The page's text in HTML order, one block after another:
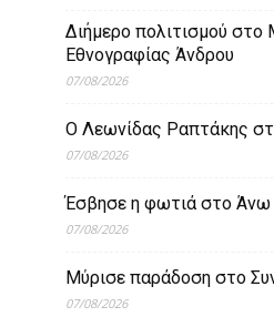
Διήμερο πολιτισμού στο
Εθνογραφίας Άνδρου
07/08/2026
Ο Λεωνίδας Ραπτάκης
07/08/2026
Έσβησε η φωτιά στο Άνω
07/08/2026
Μύρισε παράδοση στο
07/08/2026